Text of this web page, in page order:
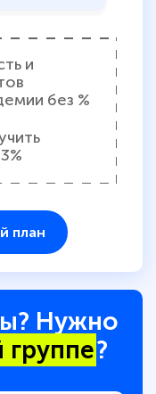
и
без %
план
Нужно
группе?